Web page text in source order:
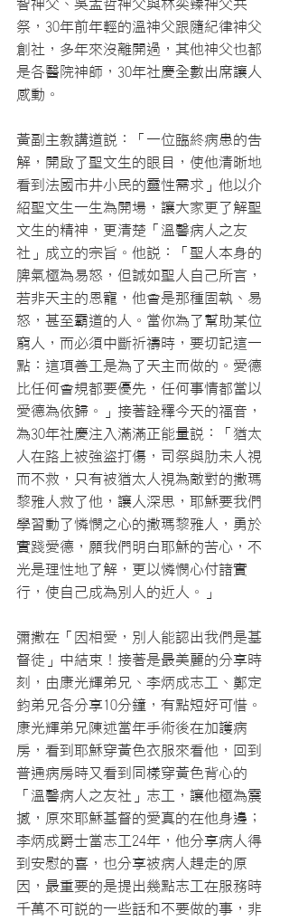
智神父、吳孟哲神父與林奕臻神父共
祭，30年前年輕的溫神父跟隨紀律神父
創社，多年來沒離開過，其他神父也都
是各醫院神師，30年社慶全數出席讓人
感動。
黃副主教講道說：「一位臨終病患的告
解，開啟了聖文生的眼目，使他清晰地
看到法國市井小民的靈性需求」他以介
紹聖文生一生為開場，讓大家更了解聖
文生的精神，更清楚「溫馨病人之友
社」成立的宗旨。他說：「聖人本身的
脾氣極為易怒，但誠如聖人自己所言，
若非天主的恩寵，他會是那種固執、易
怒，甚至霸道的人。當你為了幫助某位
窮人，而必須中斷祈禱時，要切記這一
點：這項善工是為了天主而做的。愛德
比任何會規都要優先，任何事情都當以
愛德為依歸。」接著詮釋今天的福音，
為30年社慶注入滿滿正能量說：「猶太
人在路上被強盜打傷，司祭與肋未人視
而不救，只有被猶太人視為敵對的撒瑪
黎雅人救了他，讓人深思，耶穌要我們
學習動了憐憫之心的撒瑪黎雅人，勇於
實踐愛德，願我們明白耶穌的苦心，不
光是理性地了解，更以憐憫心付諸實
行，使自己成為別人的近人。」
彌撒在「因相愛，別人能認出我們是基
督徒」中結束！接著是最美麗的分享時
刻，由康光輝弟兄、李炳成志工、鄭定
鈞弟兄各分享10分鐘，有點短好可惜。
康光輝弟兄陳述當年手術後在加護病
房，看到耶穌穿黃色衣服來看他，回到
普通病房時又看到同樣穿黃色背心的
「溫馨病人之友社」志工，讓他極為震
撼，原來耶穌基督的愛真的在他身邊；
李炳成爵士當志工24年，他分享病人得
到安慰的喜，也分享被病人趕走的原
因，最重要的是提出幾點志工在服務時
千萬不可說的一些話和不要做的事，非